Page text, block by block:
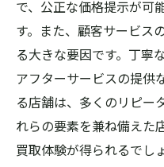
で、公正な価格提示が可
す。また、顧客サービス
る大きな要因です。丁寧
アフターサービスの提供
る店舗は、多くのリピー
れらの要素を兼ね備えた
買取体験が得られるでし